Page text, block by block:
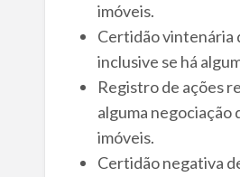
imóveis.
Certidão vintenária
inclusive se há
Registro de ações
alguma negociação
imóveis.
Certidão negativa